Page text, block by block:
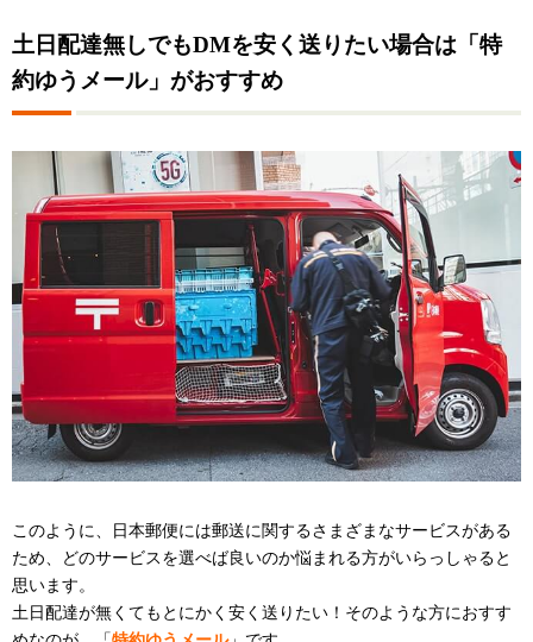
土日配達無しでもDMを安く送りたい場合は「特
約ゆうメール」がおすすめ
このように、日本郵便には郵送に関するさまざまなサービスがある
ため、どのサービスを選べば良いのか悩まれる方がいらっしゃると
思います。
土日配達が無くてもとにかく安く送りたい！そのような方におすす